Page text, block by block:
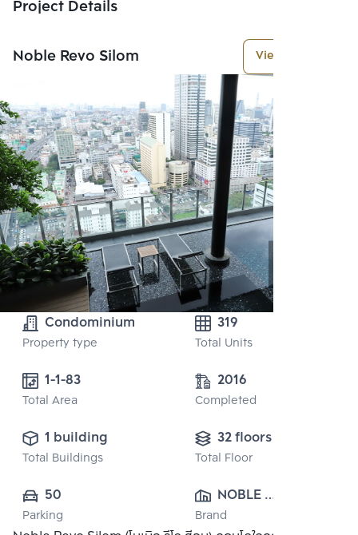
Project Details
Noble Revo Silom View More
Condominium
Property type
319
Total Units
1-1-83
Total Area
2016
Completed
1 building
Total Buildings
32 floors
Total Floor
50
Parking
NOBLE
DEVELOPMENT
Brand